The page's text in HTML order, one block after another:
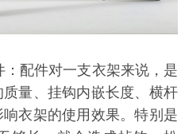
配件对一支衣架来说，是
量、挂钩内嵌长度、横杆
衣架的使用效果。特别是